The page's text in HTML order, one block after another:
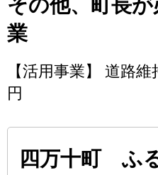
その他、町長
業
【活用事業】 道路
円
四万十町 ふ